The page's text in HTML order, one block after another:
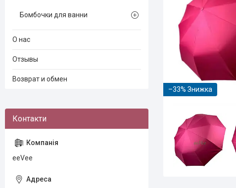
–33%
Бомбочки для ванни
О нас
Отзывы
Возврат и обмен
eeVee